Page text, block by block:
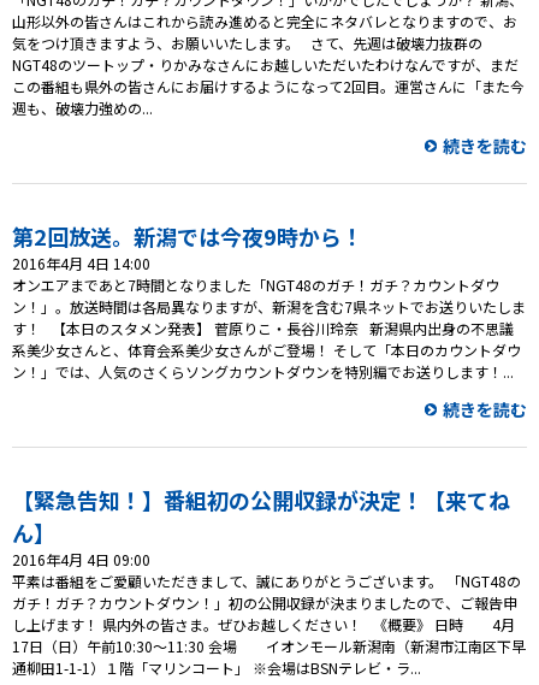
山形以外の皆さんはこれから読み進めると完全にネタバレとなりますので、お
気をつけ頂きますよう、お願いいたします。 さて、先週は破壊力抜群の
NGT48のツートップ・りかみなさんにお越しいただいたわけなんですが、まだ
この番組も県外の皆さんにお届けするようになって2回目。運営さんに「また今
週も、破壊力強めの...
続きを読む
第2回放送。新潟では今夜9時から！
2016年4月 4日 14:00
オンエアまであと7時間となりました「NGT48のガチ！ガチ？カウントダウ
ン！」。放送時間は各局異なりますが、新潟を含む7県ネットでお送りいたしま
す！ 【本日のスタメン発表】 菅原りこ・長谷川玲奈 新潟県内出身の不思議
系美少女さんと、体育会系美少女さんがご登場！ そして「本日のカウントダウ
ン！」では、人気のさくらソングカウントダウンを特別編でお送りします！...
続きを読む
【緊急告知！】番組初の公開収録が決定！【来てね
ん】
2016年4月 4日 09:00
平素は番組をご愛顧いただきまして、誠にありがとうございます。 「NGT48の
ガチ！ガチ？カウントダウン！」初の公開収録が決まりましたので、ご報告申
し上げます！ 県内外の皆さま。ぜひお越しください！ 《概要》 日時 4月
17日（日）午前10:30～11:30 会場 イオンモール新潟南（新潟市江南区下早
通柳田1-1-1）１階「マリンコート」 ※会場はBSNテレビ・ラ...